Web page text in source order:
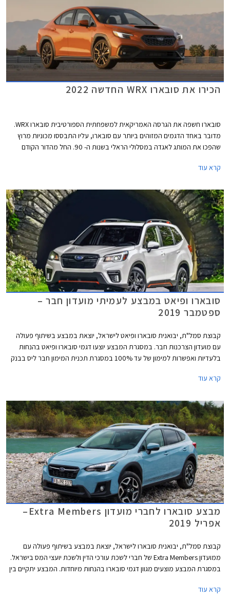
הכירו את סובארו WRX החדשה 2022
סובארו חשפה את הגרסה האמריקאית למשפחתית הספורטיבית סובארו WRX.
מדובר באחד הדגמים המזוהים ביותר עם סובארו, עליו התבססו מכוניות מרוץ
שהפכו את המותג לאגדה במסלולי הראלי בשנות ה- 90. החל מהדור הקודם
ומתחדש גם במראה חדש לחלוטין שאינו זהה לסובארו אימפרזה הנוכחית.
קרא עוד
סובארו ופיאט במבצע לעמיתי מועדון חבר –
ספטמבר 2019
קבוצת סמל"ת, יבואנית סובארו ופיאט לישראל, יוצאת במבצע בשיתוף פעולה
עם מועדון הצרכנות חבר. במסגרת המבצע יוצעו דגמי סובארו ופיאט בהנחות
בלעדיות ואפשרות למימון של עד 100% במסגרת תכנית המימון חבר ליס בבנק
אולמות התצוגה של סובארו ופיאט ברחבי הארץ.
קרא עוד
מבצע סובארו לחברי מועדון Extra Members–
אפריל 2019
קבוצת סמל"ת, יבואנית סובארו לישראל, יוצאת במבצע בשיתוף פעולה עם
ממועדון Extra Members של חברי לשכת עורכי הדין ולשכת יועצי המס בישראל.
במסגרת המבצע מוצעים מגוון דגמי סובארו בהנחות מיוחדות. המבצע יתקיים בין
קרא עוד